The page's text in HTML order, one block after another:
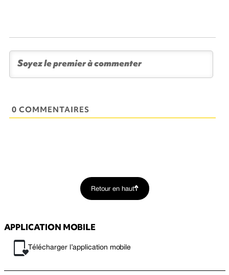
0 COMMENTAIRES
Retour en haut
APPLICATION MOBILE
Télécharger l’application mobile